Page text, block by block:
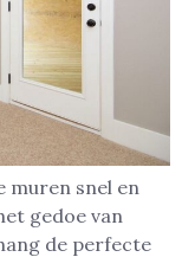
muren snel en
gedoe van
de perfecte